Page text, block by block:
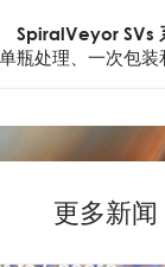
SpiralVeyor SVs
瓶处理、一次包装
更多新闻